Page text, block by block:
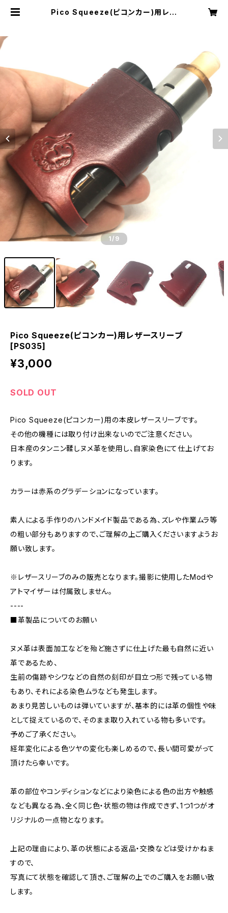
Pico Squeeze(ピコンカー)用レザ
1/9
Pico Squeeze(ピコンカー)用レザースリーブ
[PS035]
¥3,000
SOLD OUT
Pico Squeeze(ピコンカー)用の本皮レザースリーブです。
その他の機種には取り付け出来ないのでご注意ください。
日本産のタンニン鞣しヌメ革を使用し、自家染色にて仕上げてお
ります。
カラーは赤系のグラデーションになっています。
素人による手作りのハンドメイド製品である為、ズレや作業ムラ等
の粗い部分もありますので、ご理解の上ご購入くださいますようお
願い致します。
※レザースリーブのみの販売となります。撮影に使用したModや
アトマイザーは付属致しません。
----
■革製品についてのお願い
ヌメ革は表面加工などを殆ど施さずに仕上げた最も自然に近い
革であるため、
生前の傷跡やシワなどの自然の刻印が目立つ形で残っている物
もあり、それによる染色ムラなども発生します。
あまり見苦しいものは弾いていますが、基本的には革の個性や味
として捉えているので、そのまま取り入れている物も多いです。
予めご了承ください。
経年変化による色ツヤの変化も楽しめるので、長い間可愛がって
頂けたら幸いです。
革の部位やコンディションなどにより染色による色の出方や触感
なども異なる為、全く同じ色・状態の物は作成できず、1つ1つがオ
リジナルの一点物となります。
上記の理由により、革の状態による返品・交換などは受けかねま
すので、
写真にて状態を確認して頂き、ご理解の上でのご購入をお願い致
します。